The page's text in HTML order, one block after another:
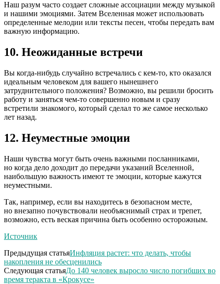
Наш разум часто создает сложные ассоциации между музыкой
и нашими эмоциями. Затем Вселенная может использовать
определенные мелодии или тексты песен, чтобы передать вам
важную информацию.
10. Неожиданные встречи
Вы когда-нибудь случайно встречались с кем-то, кто оказался
идеальным человеком для вашего нынешнего
затруднительного положения? Возможно, вы решили бросить
работу и заняться чем-то совершенно новым и сразу
встретили знакомого, который сделал то же самое несколько
лет назад.
12. Неуместные эмоции
Наши чувства могут быть очень важными посланниками,
но когда дело доходит до передачи указаний Вселенной,
наибольшую важность имеют те эмоции, которые кажутся
неуместными.
Так, например, если вы находитесь в безопасном месте,
но внезапно почувствовали необъяснимый страх и трепет,
возможно, есть веская причина быть особенно осторожным.
Источник
Предыдущая статьяИнфляция растет: что делать, чтобы
накопления не обесценились
Следующая статьяДо 140 человек выросло число погибших во
время теракта в «Крокусе»